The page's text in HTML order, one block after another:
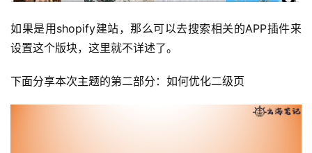
如果是用shopify建站，那么可以去搜索相关的APP插件来
设置这个版块，这里就不详述了。
下面分享本次主题的第二部分：如何优化二级页